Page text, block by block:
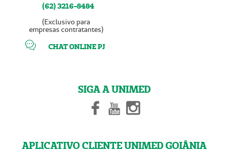
(62) 3216-8484
(Exclusivo para
empresas contratantes)
CHAT ONLINE PJ
SIGA A UNIMED
APLICATIVO CLIENTE UNIMED GOIÂNIA